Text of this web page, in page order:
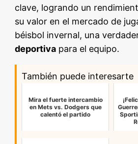
clave, logrando un
su valor en el mercado de
béisbol invernal, una
deportiva para el equipo.
También puede interesarte
Mira el fuerte intercambio
en Mets vs. Dodgers que
calentó el partido